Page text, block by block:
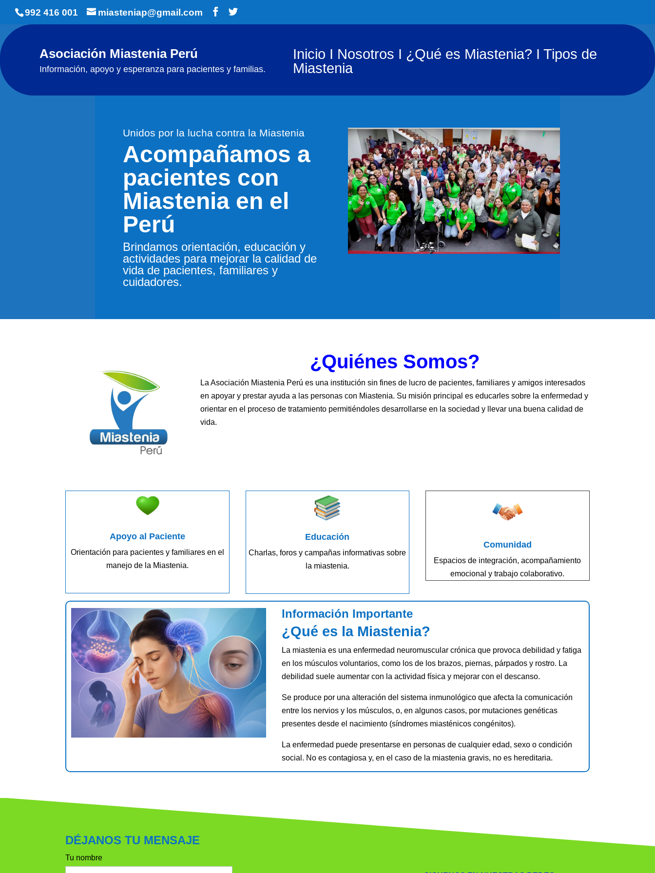
992 416 001 miasteniap@gmail.com
Asociación Miastenia Perú
Información, apoyo y esperanza para pacientes y familias.
Inicio I Nosotros I ¿Qué es Miastenia? ITipos de
Miastenia
Unidos por la lucha contra la Miastenia
Acompañamos a
pacientes con
Miastenia en el
Perú
Brindamos orientación, educación y
actividades para mejorar la calidad de
vida de pacientes, familiares y
cuidadores.
¿Quiénes Somos?
La Asociación Miastenia Perú es una institución sin fines de lucro de pacientes, familiares y amigos interesados
en apoyar y prestar ayuda a las personas con Miastenia. Su misión principal es educarles sobre la enfermedad y
orientar en el proceso de tratamiento permitiéndoles desarrollarse en la sociedad y llevar una buena calidad de
vida.
Apoyo al Paciente
Orientación para pacientes y familiares en el
manejo de la Miastenia.
Educación
Charlas, foros y campañas informativas sobre
la miastenia.
Comunidad
Espacios de integración, acompañamiento
emocional y trabajo colaborativo.
Información Importante
¿Qué es la Miastenia?
La miastenia es una enfermedad neuromuscular crónica que provoca debilidad y fatiga
en los músculos voluntarios, como los de los brazos, piernas, párpados y rostro. La
debilidad suele aumentar con la actividad física y mejorar con el descanso.
Se produce por una alteración del sistema inmunológico que afecta la comunicación
entre los nervios y los músculos, o, en algunos casos, por mutaciones genéticas
presentes desde el nacimiento (síndromes miasténicos congénitos).
La enfermedad puede presentarse en personas de cualquier edad, sexo o condición
social. No es contagiosa y, en el caso de la miastenia gravis, no es hereditaria.
DÉJANOS TU MENSAJE
Tu nombre